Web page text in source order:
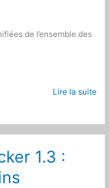
de l’ensemble des
Lire la suite
1.3 :